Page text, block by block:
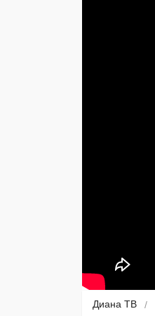
Диана ТВ